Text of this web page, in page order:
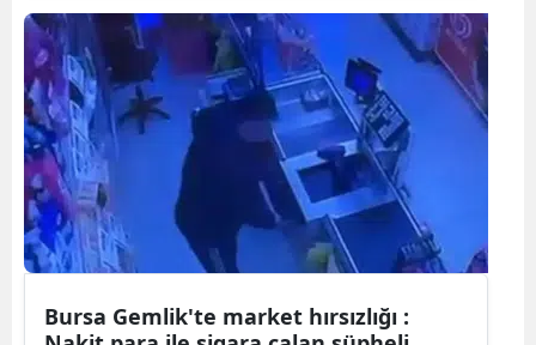
Kars
Kastamonu
Kayseri
Kocaeli
Bursa Gemlik'te market hırsızlığı :